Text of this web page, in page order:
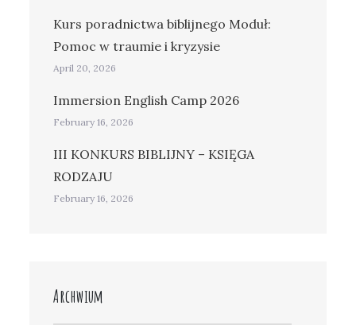
Kurs poradnictwa biblijnego Moduł:
Pomoc w traumie i kryzysie
April 20, 2026
Immersion English Camp 2026
February 16, 2026
III KONKURS BIBLIJNY – KSIĘGA
RODZAJU
February 16, 2026
Archwium